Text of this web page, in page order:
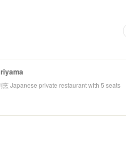
烹 Japanese private restaurant with 5 seats